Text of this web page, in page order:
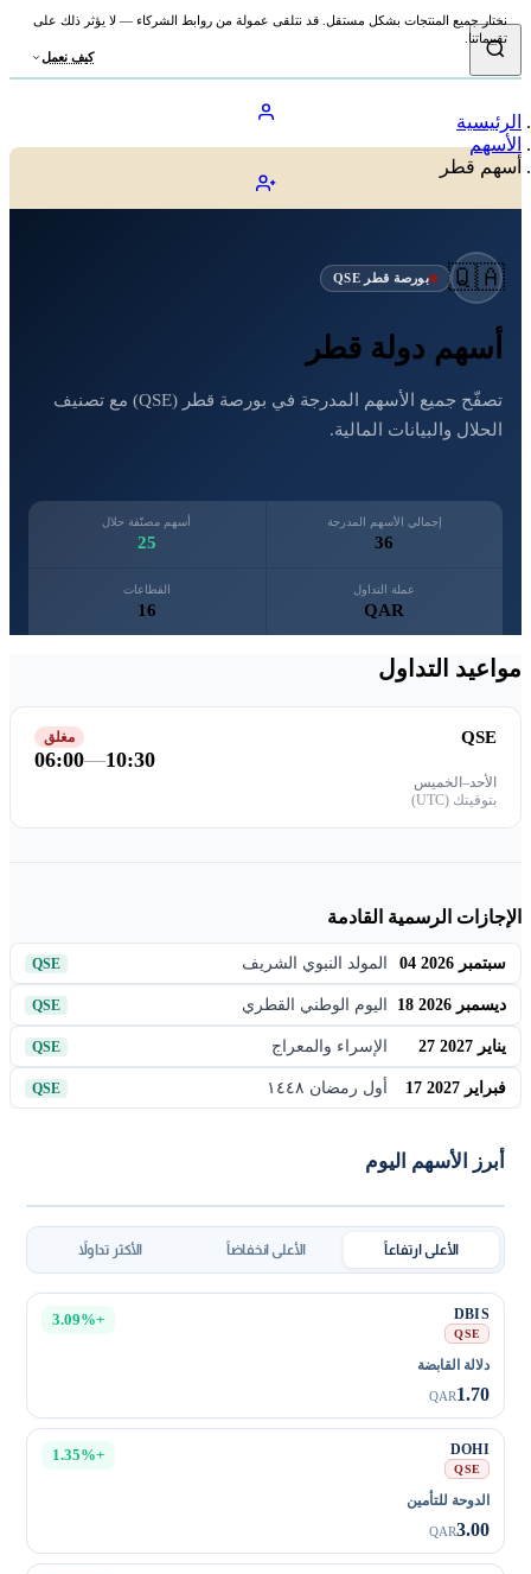
نختار جميع المنتجات بشكل مستقل. قد نتلقى عمولة من روابط الشركاء — لا يؤثر ذلك على
تقييماتنا.
كيف نعمل
الرئيسية
الأسهم
أسهم قطر
🇶🇦 بورصة قطر QSE
أسهم دولة قطر
تصفّح جميع الأسهم المدرجة في بورصة قطر (QSE) مع تصنيف
الحلال والبيانات المالية.
إجمالي الأسهم المدرجة
36
أسهم مصنّفة حلال
25
عملة التداول
QAR
القطاعات
16
مواعيد التداول
QSE مغلق
06:00—10:30
الأحد–الخميس
بتوقيتك (UTC)
الإجازات الرسمية القادمة
04 سبتمبر 2026 المولد النبوي الشريف QSE
18 ديسمبر 2026 اليوم الوطني القطري QSE
27 يناير 2027 الإسراء والمعراج QSE
17 فبراير 2027 أول رمضان ١٤٤٨ QSE
أبرز الأسهم اليوم
الأعلى ارتفاعاً الأعلى انخفاضاً الأكثر تداولاً
DBIS
QSE
+3.09%
دلالة القابضة
1.70
QAR
DOHI
QSE
+1.35%
الدوحة للتأمين
3.00
QAR